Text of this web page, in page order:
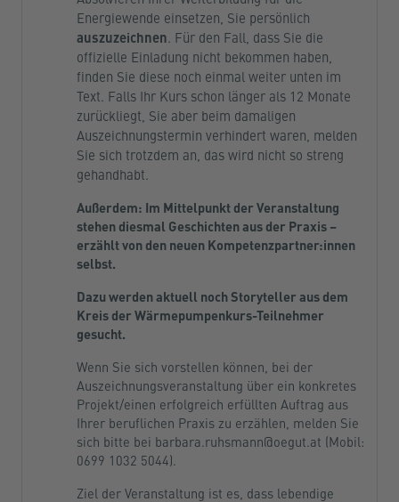
Energiewende einsetzen, Sie persönlich
auszuzeichnen . Für den Fall, dass Sie die
offizielle Einladung nicht bekommen haben,
finden Sie diese noch einmal weiter unten im
Text. Falls Ihr Kurs schon länger als 12 Monate
zurückliegt, Sie aber beim damaligen
Auszeichnungstermin verhindert waren, melden
Sie sich trotzdem an, das wird nicht so streng
gehandhabt.
Außerdem: Im Mittelpunkt der Veranstaltung
stehen diesmal Geschichten aus der Praxis –
erzählt von den neuen Kompetenzpartner:innen
selbst.
Dazu werden aktuell noch Storyteller aus dem
Kreis der Wärmepumpenkurs-Teilnehmer
gesucht.
Wenn Sie sich vorstellen können, bei der
Auszeichnungsveranstaltung über ein konkretes
Projekt/einen erfolgreich erfüllten Auftrag aus
Ihrer beruflichen Praxis zu erzählen, melden Sie
sich bitte bei barbara.ruhsmann@oegut.at (Mobil:
0699 1032 5044).
Ziel der Veranstaltung ist es, dass lebendige